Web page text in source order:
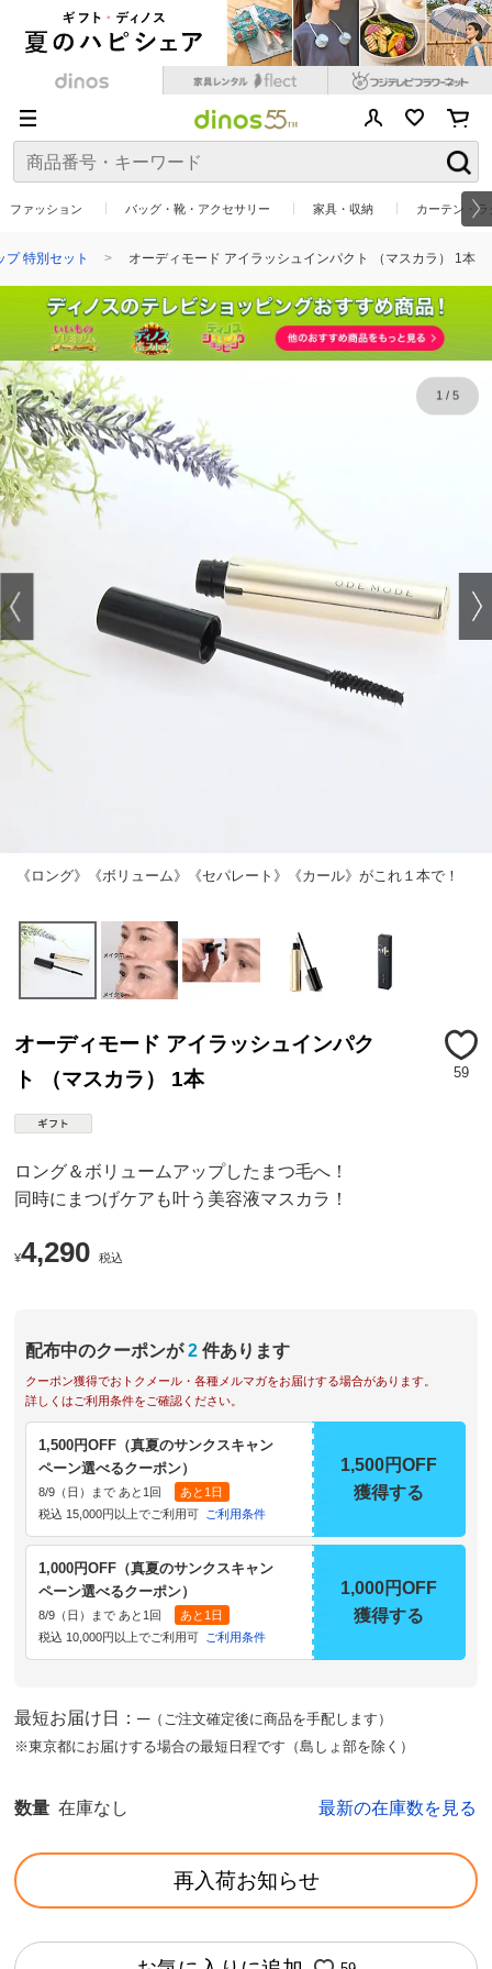
ファッション バッグ・靴・アクセサリー 家具・収納 カーテン・
プ 特別セット オーディモード アイラッシュインパクト （マスカラ） 1本
《ロング》《ボリューム》《セパレート》《カール》がこれ１本で！
1/ 5
オーディモード アイラッシュインパク
ト （マスカラ） 1本
59
ロング＆ボリュームアップしたまつ毛へ！
同時にまつげケアも叶う美容液マスカラ！
¥4,290 税込
配布中のクーポンが 2 件あります
クーポン獲得でおトクメール・各種メルマガをお届けする場合があります。
詳しくはご利用条件をご確認ください。
1,500円OFF（真夏のサンクスキャン
ペーン選べるクーポン）
8/9（日）まで あと1回
あと1日
税込 15,000円以上でご利用可
ご利用条件
1,500円OFF
獲得する
1,000円OFF（真夏のサンクスキャン
ペーン選べるクーポン）
8/9（日）まで あと1回
あと1日
税込 10,000円以上でご利用可
ご利用条件
1,000円OFF
獲得する
最短お届け日：─（ご注文確定後に商品を手配します）
※東京都にお届けする場合の最短日程です（島しょ部を除く）
数量 在庫なし 最新の在庫数を見る
再入荷お知らせ